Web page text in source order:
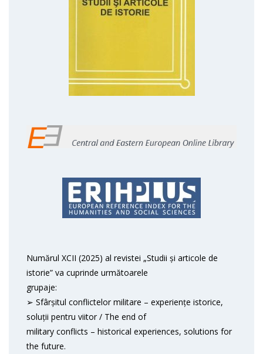
Numărul XCII (2025) al revistei „Studii și articole de
istorie” va cuprinde următoarele
grupaje:
➢ Sfârșitul conflictelor militare – experiențe istorice,
soluții pentru viitor / The end of
military conflicts – historical experiences, solutions for
the future.